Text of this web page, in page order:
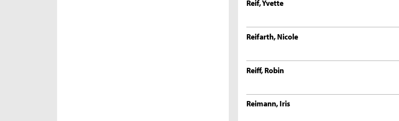
Reif, Yvette
Reifarth, Nicole
Reiff, Robin
Reimann, Iris